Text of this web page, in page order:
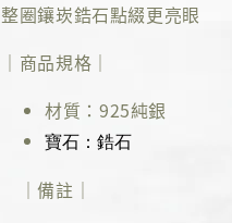
整圈鑲崁鋯石點綴更亮眼
｜商品規格｜
材質：925純銀
寶石：鋯石
｜備註｜